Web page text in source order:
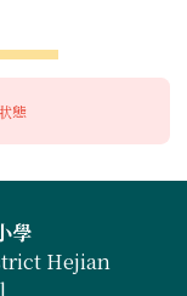
態
學
Hejian